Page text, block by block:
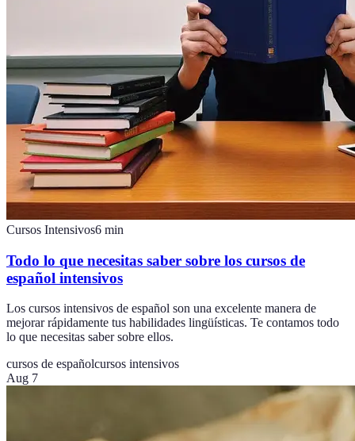
Cursos Intensivos6 min
Todo lo que necesitas saber sobre los cursos de
español intensivos
Los cursos intensivos de español son una excelente manera de
mejorar rápidamente tus habilidades lingüísticas. Te contamos todo
lo que necesitas saber sobre ellos.
cursos de españolcursos intensivos
Aug 7